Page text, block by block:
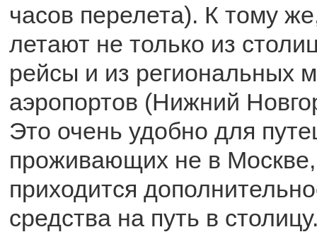
часов перелета). К тому
летают не только из
рейсы и из региональных
аэропортов (Нижний
Это очень удобно для
проживающих не в
приходится
средства на путь в